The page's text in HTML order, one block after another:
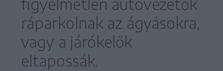
figyelmetlen autóvezetők
ráparkolnak az ágyásokra,
vagy a járókelők
eltapossák.